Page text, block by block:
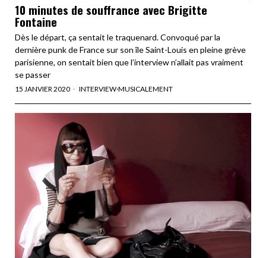
10 minutes de souffrance avec Brigitte
Fontaine
Dès le départ, ça sentait le traquenard. Convoqué par la
dernière punk de France sur son île Saint-Louis en pleine grève
parisienne, on sentait bien que l’interview n’allait pas vraiment
se passer
15 JANVIER 2020 INTERVIEW·MUSICALEMENT